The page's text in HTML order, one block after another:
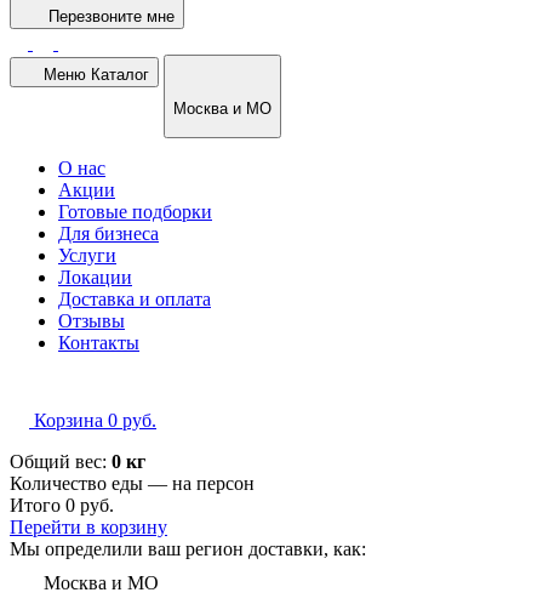
Перезвоните мне
Меню Каталог
Москва и МО
О нас
Акции
Готовые подборки
Для бизнеса
Услуги
Локации
Доставка и оплата
Отзывы
Контакты
Корзина 0 руб.
Общий вес: 0 кг
Количество еды — на персон
Итого 0 руб.
Перейти в корзину
Мы определили ваш регион доставки, как:
Москва и МО